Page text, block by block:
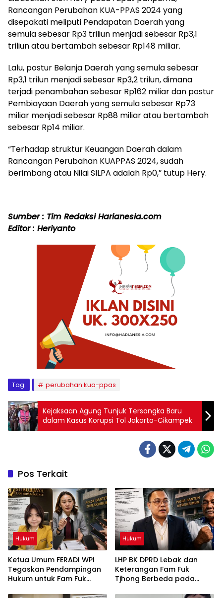
Rancangan Perubahan KUA-PPAS 2024 yang
disepakati meliputi Pendapatan Daerah yang
semula sebesar Rp3 triliun menjadi sebesar Rp3,1
triliun atau bertambah sebesar Rp148 miliar.
Lalu, postur Belanja Daerah yang semula sebesar
Rp3,1 trilun menjadi sebesar Rp3,2 trilun, dimana
terjadi penambahan sebesar Rp162 miliar dan postur
Pembiayaan Daerah yang semula sebesar Rp73
miliar menjadi sebesar Rp88 miliar atau bertambah
sebesar Rp14 miliar.
“Terhadap struktur Keuangan Daerah dalam
Rancangan Perubahan KUAPPAS 2024, sudah
berimbang atau Nilai SILPA adalah Rp0,” tutup Hery.
Sumber : Tim Redaksi Harianesia.com
Editor : Heriyanto
Tag: perubahan kua-ppas
Kejaksaan Agung Tunjuk Tersangka Baru
dalam Kasus Korupsi Tol Jakarta-Cikampek
Pos Terkait
Hukum
Ketua Umum FERADI WPI
Tegaskan Pendampingan
Hukum untuk Fam Fuk
Hukum
LHP BK DPRD Lebak dan
Keterangan Fam Fuk
Tjhong Berbeda pada